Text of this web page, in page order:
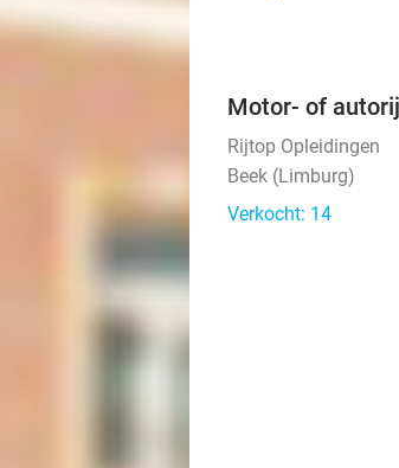
Motor- of
Rijtop Opleidingen
Beek (Limburg)
Verkocht: 14